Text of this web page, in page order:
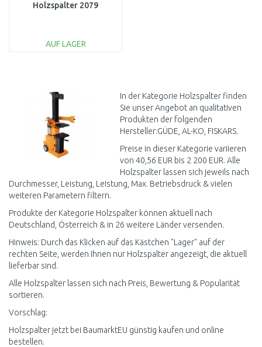
Holzspalter 2079
AUF LAGER
Vergleichen
In der Kategorie Holzspalter finden
Sie unser Angebot an qualitativen
Produkten der folgenden
Hersteller:GÜDE, AL-KO, FISKARS.
Preise in dieser Kategorie variieren
von 40,56 EUR bis 2 200 EUR. Alle
Holzspalter lassen sich jeweils nach
Durchmesser, Leistung, Leistung, Max. Betriebsdruck & vielen
weiteren Parametern filtern.
Produkte der Kategorie Holzspalter können aktuell nach
Deutschland, Österreich & in 26 weitere Länder versenden.
Hinweis: Durch das Klicken auf das Kästchen "Lager" auf der
rechten Seite, werden Ihnen nur Holzspalter angezeigt, die aktuell
lieferbar sind.
Alle Holzspalter lassen sich nach Preis, Bewertung & Popularität
sortieren.
Vorschlag:
Holzspalter jetzt bei BaumarktEU günstig kaufen und online
bestellen.